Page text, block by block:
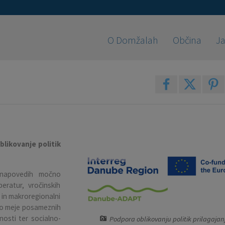
O Domžalah Občina
Podpora oblikovanju politik
politik
močno
vročinskih
makroregionalni
meje posameznih
ter socialno-